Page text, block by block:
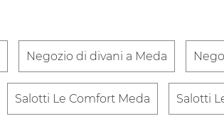
Negozio di divani a Meda
Salotti Le Comfort Meda Salotti